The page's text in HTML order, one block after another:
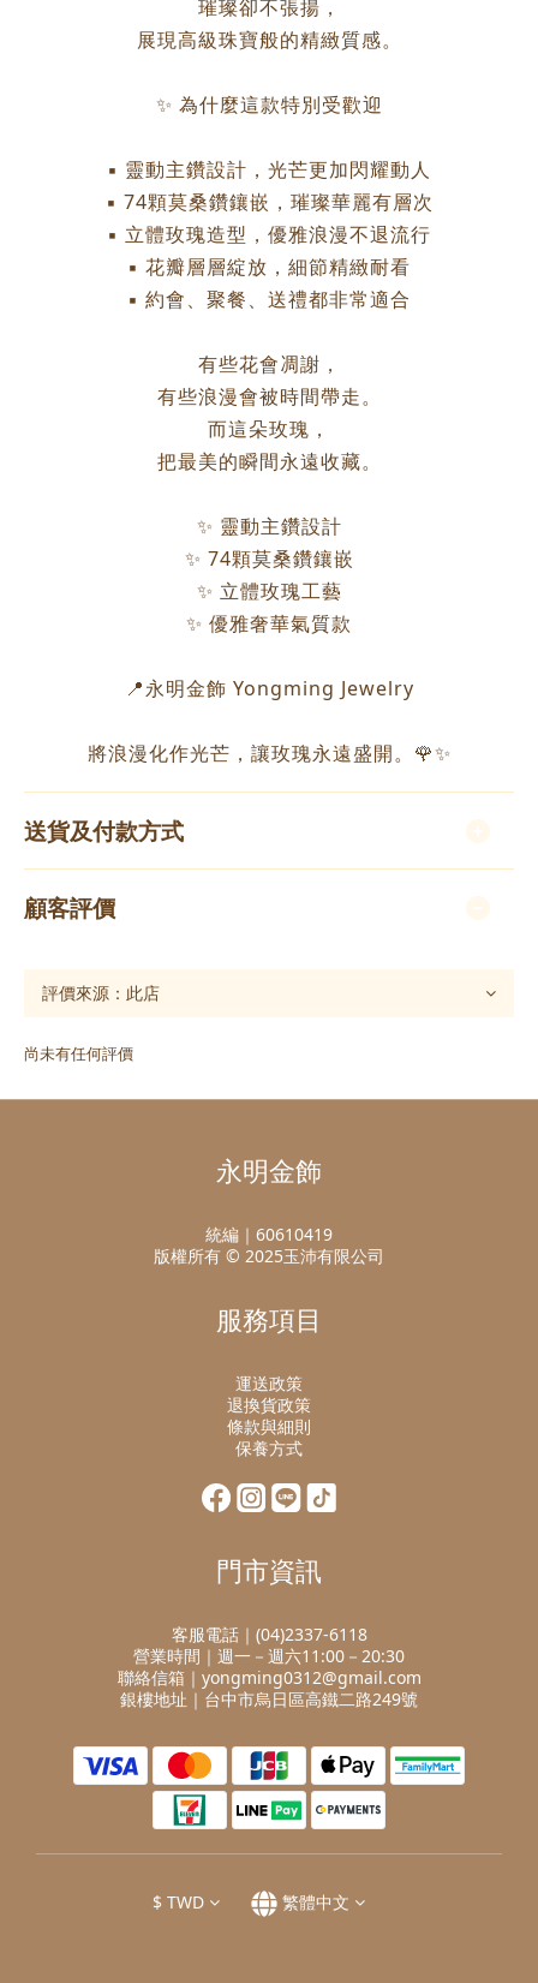
璀璨卻不張揚，
展現高級珠寶般的精緻質感。
✨ 為什麼這款特別受歡迎
▪ 靈動主鑽設計，光芒更加閃耀動人
▪ 74顆莫桑鑽鑲嵌，璀璨華麗有層次
▪ 立體玫瑰造型，優雅浪漫不退流行
▪ 花瓣層層綻放，細節精緻耐看
▪ 約會、聚餐、送禮都非常適合
有些花會凋謝，
有些浪漫會被時間帶走。
而這朵玫瑰，
把最美的瞬間永遠收藏。
✨ 靈動主鑽設計
✨ 74顆莫桑鑽鑲嵌
✨ 立體玫瑰工藝
✨ 優雅奢華氣質款
📍永明金飾 Yongming Jewelry
將浪漫化作光芒，讓玫瑰永遠盛開。🌹✨
送貨及付款方式
顧客評價
尚未有任何評價
永明金飾
統編｜60610419
版權所有 © 2025玉沛有限公司
服務項目
運送政策
退換貨政策
條款與細則
保養方式
門市資訊
客服電話｜(04)2337-6118
營業時間｜週一－週六11:00－20:30
聯絡信箱｜yongming0312@gmail.com
銀樓地址｜台中市烏日區高鐵二路249號
$ TWD 繁體中文